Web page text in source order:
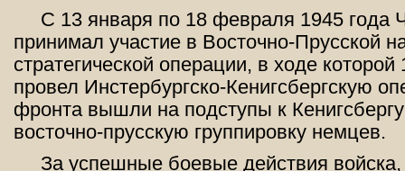
С 13 января по 18 февраля 1945 года
принимал участие в Восточно-Прусской
стратегической операции, в ходе
провел Инстербургско-Кенигсбергскую
фронта вышли на подступы к
восточно-прусскую группировку немцев.
За успешные боевые действия